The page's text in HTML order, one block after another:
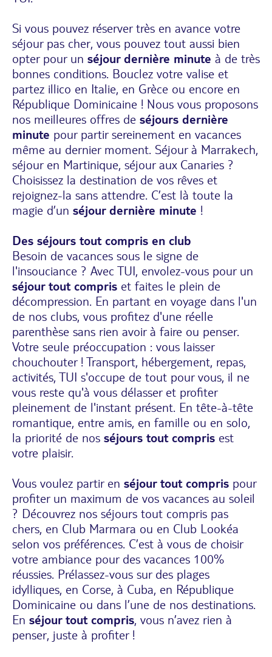
Si vous pouvez réserver très en avance votre
séjour pas cher, vous pouvez tout aussi bien
opter pour un séjour dernière minute à de très
bonnes conditions. Bouclez votre valise et
partez illico en Italie, en Grèce ou encore en
République Dominicaine ! Nous vous proposons
nos meilleures offres de séjours dernière
minute pour partir sereinement en vacances
même au dernier moment. Séjour à Marrakech,
séjour en Martinique, séjour aux Canaries ?
Choisissez la destination de vos rêves et
rejoignez-la sans attendre. C’est là toute la
magie d’un séjour dernière minute !
Des séjours tout compris en club
Besoin de vacances sous le signe de
l'insouciance ? Avec TUI, envolez-vous pour un
séjour tout compris et faites le plein de
décompression. En partant en voyage dans l'un
de nos clubs, vous profitez d'une réelle
parenthèse sans rien avoir à faire ou penser.
Votre seule préoccupation : vous laisser
chouchouter ! Transport, hébergement, repas,
activités, TUI s'occupe de tout pour vous, il ne
vous reste qu'à vous délasser et profiter
pleinement de l'instant présent. En tête-à-tête
romantique, entre amis, en famille ou en solo,
la priorité de nos séjours tout compris est
votre plaisir.
Vous voulez partir en séjour tout compris pour
profiter un maximum de vos vacances au soleil
? Découvrez nos séjours tout compris pas
chers, en Club Marmara ou en Club Lookéa
selon vos préférences. C’est à vous de choisir
votre ambiance pour des vacances 100%
réussies. Prélassez-vous sur des plages
idylliques, en Corse, à Cuba, en République
Dominicaine ou dans l’une de nos destinations.
En séjour tout compris, vous n’avez rien à
penser, juste à profiter !